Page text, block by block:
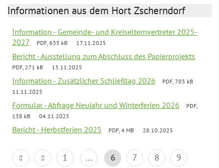
Informationen aus dem Hort Zscherndorf
Information - Gemeinde- und Kreiselternvertreter 2025-
2027
PDF, 635 kB 17.11.2025
Bericht - Ausstellung zum Abschluss des Papierprojekts
PDF, 271 kB 13.11.2025
Information - Zusätzlicher Schließtag 2026
PDF, 703 kB
11.11.2025
Formular - Abfrage Neujahr und Winterferien 2026
PDF,
138 kB
04.11.2025
Bericht - Herbstferien 2025 PDF, 4 MB 28.10.2025
1 ... 6 7 8
9